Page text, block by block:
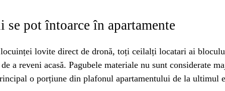
se pot întoarce în apartamente
lovite direct de dronă, toți ceilalți locatari ai
a reveni acasă. Pagubele materiale nu sunt considerate
o porțiune din plafonul apartamentului de la ultimul